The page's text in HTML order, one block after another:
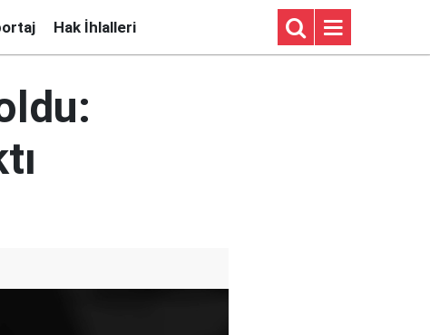
Hak İhlalleri